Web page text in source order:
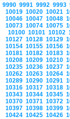
9990 9991 9992 9993
10019 10020 10021
10046 10047 10048
10073 10074 10075
10100 10101 10102
10127 10128 10129
10154 10155 10156
10181 10182 10183
10208 10209 10210
10235 10236 10237
10262 10263 10264
10289 10290 10291
10316 10317 10318
10343 10344 10345
10370 10371 10372
10397 10398 10399
10424 10425 10426